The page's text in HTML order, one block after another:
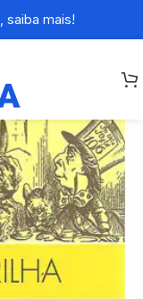
saiba mais!